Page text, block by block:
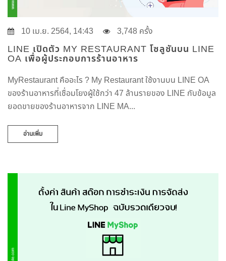
10 เม.ย. 2564, 14:43 3,748 ครั้ง
LINE เปิดตัว MY RESTAURANT โซลูชันบน LINE
OA เพื่อผู้ประกอบการร้านอาหาร
MyRestaurant คืออะไร ? My Restaurant ใช้งานบน LINE OA
ของร้านอาหารที่เชื่อมโยงผู้ใช้กว่า 47 ล้านรายของ LINE กับข้อมูล
ยอดขายของร้านอาหารจาก LINE MA...
อ่านเพิ่ม